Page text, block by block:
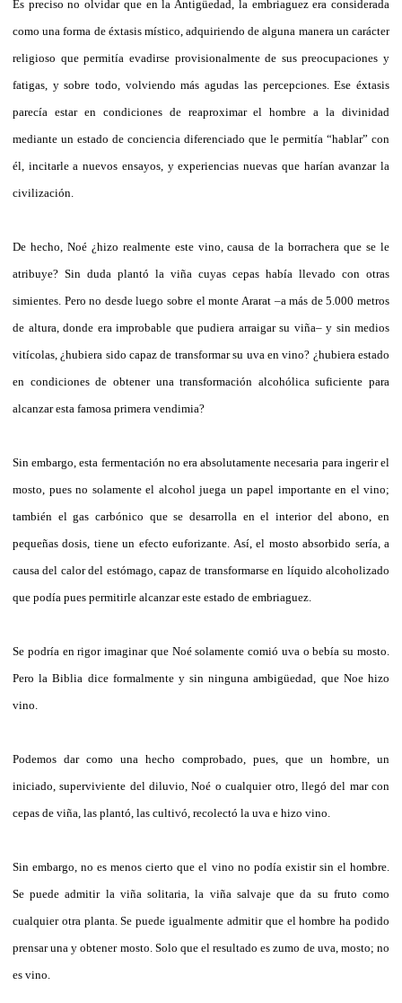
Es preciso no olvidar que en la Antigüedad, la embriaguez era considerada
como una forma de éxtasis místico, adquiriendo de alguna manera un carácter
religioso que permitía evadirse provisionalmente de sus preocupaciones y
fatigas, y sobre todo, volviendo más agudas las percepciones. Ese éxtasis
parecía estar en condiciones de reaproximar el hombre a la divinidad
mediante un estado de conciencia diferenciado que le permitía “hablar” con
él, incitarle a nuevos ensayos, y experiencias nuevas que harían avanzar la
civilización.
De hecho, Noé ¿hizo realmente este vino, causa de la borrachera que se le
atribuye? Sin duda plantó la viña cuyas cepas había llevado con otras
simientes. Pero no desde luego sobre el monte Ararat –a más de 5.000 metros
de altura, donde era improbable que pudiera arraigar su viña– y sin medios
vitícolas, ¿hubiera sido capaz de transformar su uva en vino? ¿hubiera estado
en condiciones de obtener una transformación alcohólica suficiente para
alcanzar esta famosa primera vendimia?
Sin embargo, esta fermentación no era absolutamente necesaria para ingerir el
mosto, pues no solamente el alcohol juega un papel importante en el vino;
también el gas carbónico que se desarrolla en el interior del abono, en
pequeñas dosis, tiene un efecto euforizante. Así, el mosto absorbido sería, a
causa del calor del estómago, capaz de transformarse en líquido alcoholizado
que podía pues permitirle alcanzar este estado de embriaguez.
Se podría en rigor imaginar que Noé solamente comió uva o bebía su mosto.
Pero la Biblia dice formalmente y sin ninguna ambigüedad, que Noe hizo
vino.
Podemos dar como una hecho comprobado, pues, que un hombre, un
iniciado, superviviente del diluvio, Noé o cualquier otro, llegó del mar con
cepas de viña, las plantó, las cultivó, recolectó la uva e hizo vino.
Sin embargo, no es menos cierto que el vino no podía existir sin el hombre.
Se puede admitir la viña solitaria, la viña salvaje que da su fruto como
cualquier otra planta. Se puede igualmente admitir que el hombre ha podido
prensar una y obtener mosto. Solo que el resultado es zumo de uva, mosto; no
es vino.